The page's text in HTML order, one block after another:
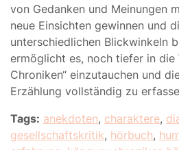
von Gedanken und Meinungen
neue Einsichten gewinnen und
unterschiedlichen Blickwinkeln
ermöglicht es, noch tiefer in die
Chroniken“ einzutauchen und
Erzählung vollständig zu
Tags: anekdoten, charaktere,
gesellschaftskritik, hörbuch,